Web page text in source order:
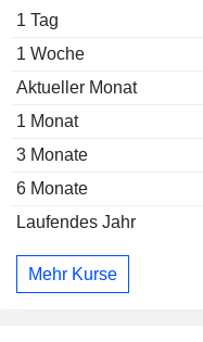
1 Tag
1 Woche
Aktueller Monat
1 Monat
3 Monate
6 Monate
Laufendes Jahr
Mehr Kurse